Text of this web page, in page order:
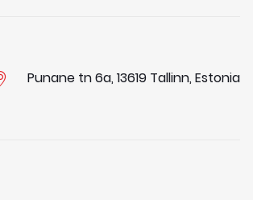
Punane tn 6a, 13619 Tallinn, Estonia